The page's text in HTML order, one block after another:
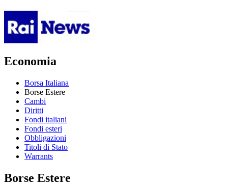
Economia
Borsa Italiana
Borse Estere
Cambi
Diritti
Fondi italiani
Fondi esteri
Obbligazioni
Titoli di Stato
Warrants
Borse Estere